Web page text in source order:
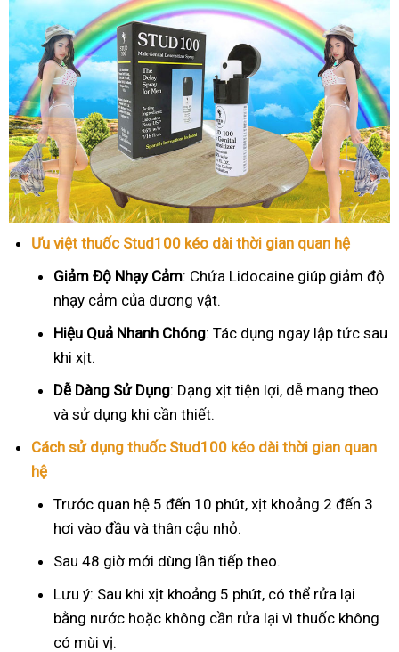
Ưu việt thuốc Stud100 kéo dài thời gian quan hệ
Giảm Độ Nhạy Cảm: Chứa Lidocaine giúp giảm độ
nhạy cảm của dương vật.
Hiệu Quả Nhanh Chóng: Tác dụng ngay lập tức sau
khi xịt.
Dễ Dàng Sử Dụng: Dạng xịt tiện lợi, dễ mang theo
và sử dụng khi cần thiết.
Cách sử dụng thuốc Stud100 kéo dài thời gian quan
hệ
Trước quan hệ 5 đến 10 phút, xịt khoảng 2 đến 3
hơi vào đầu và thân cậu nhỏ.
Sau 48 giờ mới dùng lần tiếp theo.
Lưu ý: Sau khi xịt khoảng 5 phút, có thể rửa lại
bằng nước hoặc không cần rửa lại vì thuốc không
có mùi vị.